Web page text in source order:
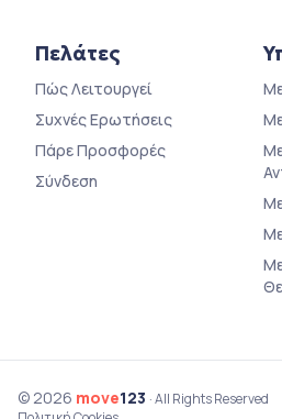
Πελάτες
Πώς Λειτουργεί
Συχνές Ερωτήσεις
Πάρε Προσφορές
Σύνδεση
© 2026 move123 · All Rights Reserved